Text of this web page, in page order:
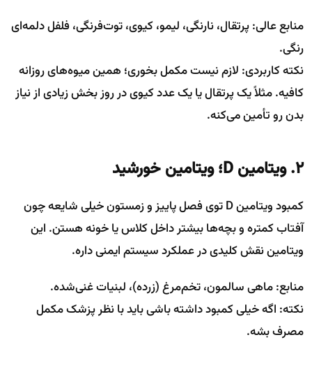
منابع عالی: پرتقال، نارنگی، لیمو، کیوی، توت‌فرنگی، فلفل دلمه‌ای
رنگی.
نکته کاربردی: لازم نیست مکمل بخوری؛ همین میوه‌های روزانه
کافیه. مثلاً یک پرتقال یا یک عدد کیوی در روز بخش زیادی از نیاز
بدن رو تأمین می‌کنه.
۲. ویتامین D؛ ویتامین خورشید
کمبود ویتامین D توی فصل پاییز و زمستون خیلی شایعه چون
آفتاب کمتره و بچه‌ها بیشتر داخل کلاس یا خونه هستن. این
ویتامین نقش کلیدی در عملکرد سیستم ایمنی داره.
منابع: ماهی سالمون، تخم‌مرغ (زرده)، لبنیات غنی‌شده.
نکته: اگه خیلی کمبود داشته باشی باید با نظر پزشک مکمل
مصرف بشه.